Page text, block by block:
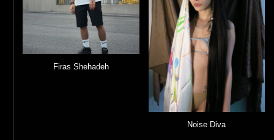
Firas Shehadeh
Noise Diva